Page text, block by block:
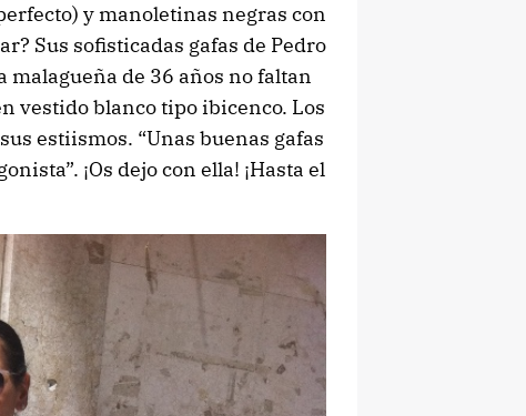
y manoletinas negras con
Sus sofisticadas gafas de Pedro
malagueña de 36 años no faltan
vestido blanco tipo ibicenco. Los
estiismos. “Unas buenas gafas
¡Os dejo con ella! ¡Hasta el